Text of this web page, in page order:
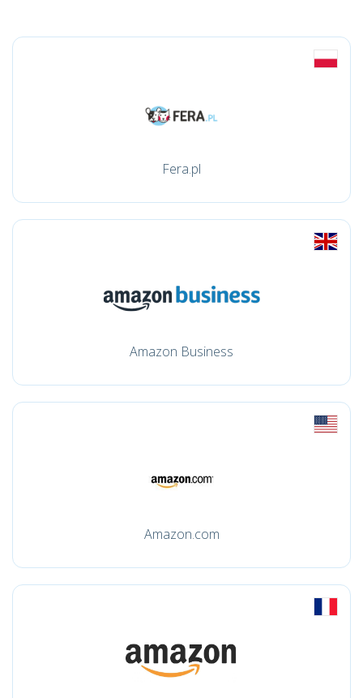
Fera.pl
Amazon Business
Amazon.com